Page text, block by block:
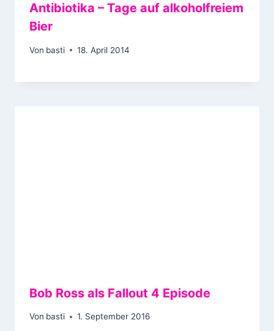
Antibiotika – Tage auf alkoholfreiem
Bier
Von basti 18. April 2014
Bob Ross als Fallout 4 Episode
Von basti 1. September 2016